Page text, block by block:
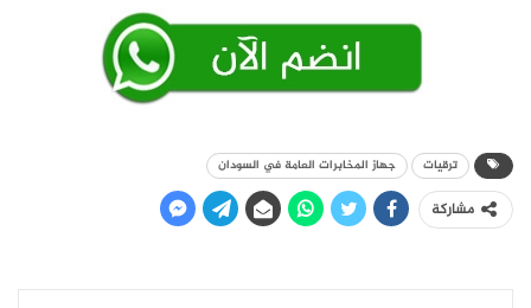
ترقيات جهاز المخابرات العامة في السودان
مشاركة